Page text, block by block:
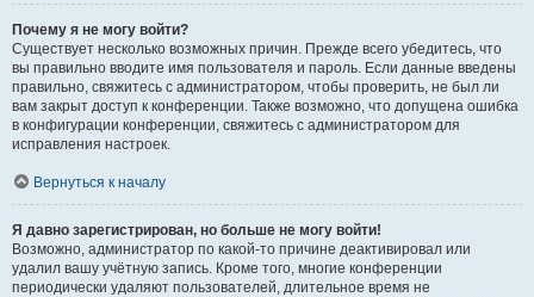
Почему я не могу войти?
Существует несколько возможных причин. Прежде всего убедитесь, что
вы правильно вводите имя пользователя и пароль. Если данные введены
правильно, свяжитесь с администратором, чтобы проверить, не был ли
вам закрыт доступ к конференции. Также возможно, что допущена ошибка
в конфигурации конференции, свяжитесь с администратором для
исправления настроек.
Вернуться к началу
Я давно зарегистрирован, но больше не могу войти!
Возможно, администратор по какой-то причине деактивировал или
удалил вашу учётную запись. Кроме того, многие конференции
периодически удаляют пользователей, длительное время не